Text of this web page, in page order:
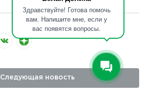
Здравствуйте! Готова помочь
вам. Напишите мне, если у
вас появятся вопросы.
Следующая новость